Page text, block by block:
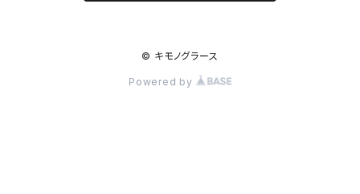
© キモノグラース
Powered by